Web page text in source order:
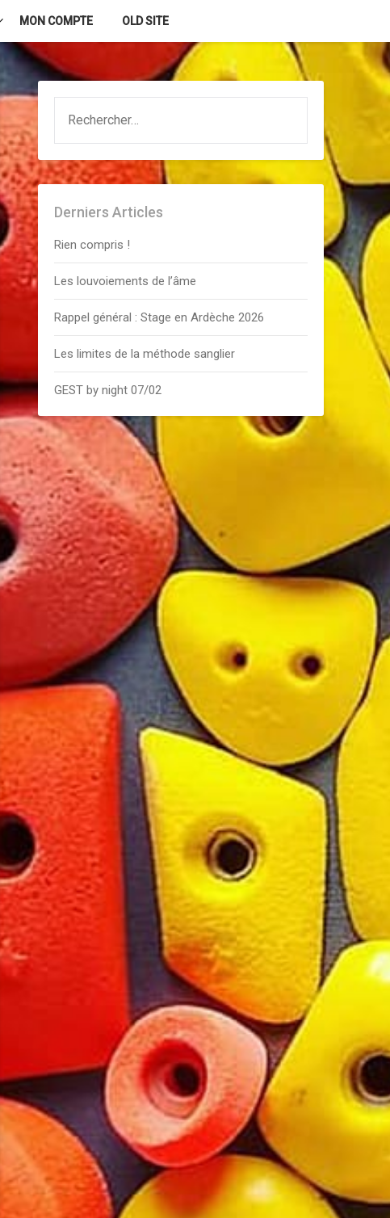
MON COMPTE OLD SITE
Derniers Articles
Rien compris !
Les louvoiements de l’âme
Rappel général : Stage en Ardèche 2026
Les limites de la méthode sanglier
GEST by night 07/02